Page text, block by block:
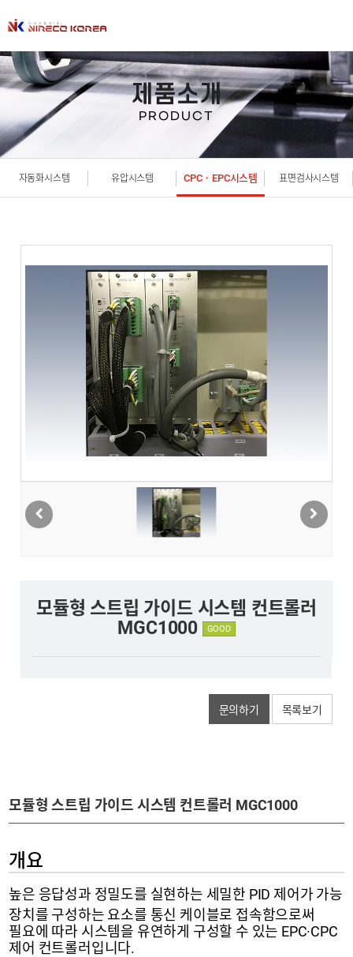
제품소개
PRODUCT
자동화시스템 유압시스템 CPC・EPC시스템 표면검사시스템
모듈형 스트립 가이드 시스템 컨트롤러
MGC1000
GOOD
문의하기 목록보기
모듈형 스트립 가이드 시스템 컨트롤러 MGC1000
개요
높은 응답성과 정밀도를 실현하는 세밀한 PID 제어가 가능
장치를 구성하는 요소를 통신 케이블로 접속함으로써
필요에 따라 시스템을 유연하게 구성할 수 있는 EPC·CPC
제어 컨트롤러입니다.